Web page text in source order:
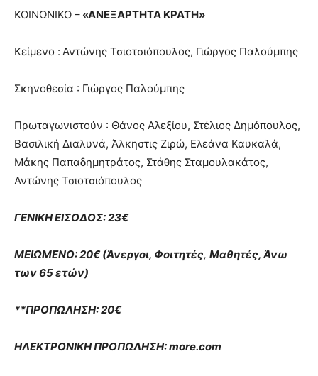
ΚΟΙΝΩΝΙΚΟ – «ΑΝΕΞΑΡΤΗΤΑ ΚΡΑΤΗ»
Κείμενο : Αντώνης Τσιοτσιόπουλος, Γιώργος Παλούμπης
Σκηνοθεσία : Γιώργος Παλούμπης
Πρωταγωνιστούν : Θάνος Αλεξίου, Στέλιος Δημόπουλος,
Βασιλική Διαλυνά, Άλκηστις Ζιρώ, Ελεάνα Καυκαλά,
Μάκης Παπαδημητράτος, Στάθης Σταμουλακάτος,
Αντώνης Τσιοτσιόπουλος
ΓΕΝΙΚΗ ΕΙΣΟΔΟΣ: 23€
ΜΕΙΩΜΕΝΟ: 20€ (Άνεργοι, Φοιτητές, Mαθητές, Άνω
των 65 ετών)
**ΠΡΟΠΩΛΗΣΗ: 20€
ΗΛΕΚΤΡΟΝΙΚΗ ΠΡΟΠΩΛΗΣΗ: more.com